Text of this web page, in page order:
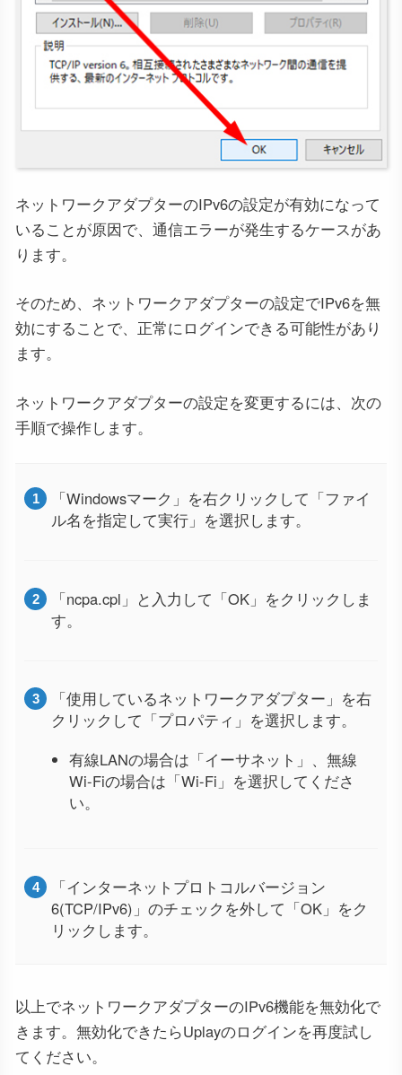
ネットワークアダプターのIPv6の設定が有効になって
いることが原因で、通信エラーが発生するケースがあ
ります。
そのため、ネットワークアダプターの設定でIPv6を無
効にすることで、正常にログインできる可能性があり
ます。
ネットワークアダプターの設定を変更するには、次の
手順で操作します。
「Windowsマーク」を右クリックして「ファイ
ル名を指定して実行」を選択します。
「ncpa.cpl」と入力して「OK」をクリックしま
す。
「使用しているネットワークアダプター」を右
クリックして「プロパティ」を選択します。
有線LANの場合は「イーサネット」、無線
Wi-Fiの場合は「Wi-Fi」を選択してくださ
い。
「インターネットプロトコルバージョン
6(TCP/IPv6)」のチェックを外して「OK」をク
リックします。
以上でネットワークアダプターのIPv6機能を無効化で
きます。無効化できたらUplayのログインを再度試し
てください。